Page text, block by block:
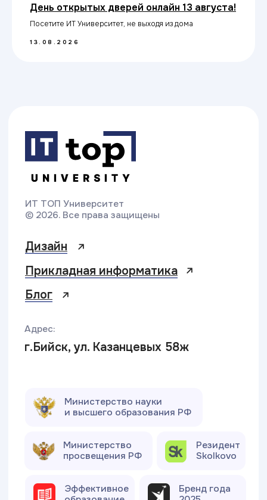
День открытых дверей онлайн 13 августа!
Посетите ИТ Университет, не выходя из дома
13.08.2026
Адрес:
Блог
просвещения РФ
Эффективное
образование 2025
Свяжитесь с нами
Приемная комиссия:
+7 (3852) 72-21-62
biysk@top-academy.ru
Политика конфиденциальности
Сведения об образовательной организации
Московский Международный Университет
Информационных Технологий “Академия